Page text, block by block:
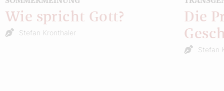
Wie spricht Gott?
Stefan Kronthaler
Die
Stefan